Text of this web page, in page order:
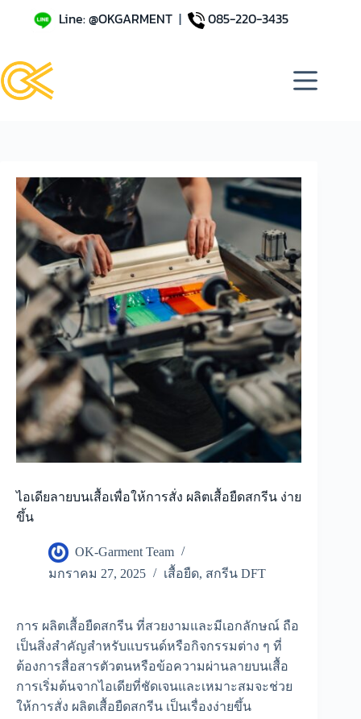
Line: @OKGARMENT| 085-220-3435
ไอเดียลายบนเสื้อเพื่อให้การสั่ง ผลิตเสื้อยืดสกรีน ง่าย
ขึ้น
OK-Garment Team
มกราคม 27, 2025
เสื้อยืด, สกรีน DFT
การ ผลิตเสื้อยืดสกรีน ที่สวยงามและมีเอกลักษณ์ ถือ
เป็นสิ่งสำคัญสำหรับแบรนด์หรือกิจกรรมต่าง ๆ ที่
ต้องการสื่อสารตัวตนหรือข้อความผ่านลายบนเสื้อ
การเริ่มต้นจากไอเดียที่ชัดเจนและเหมาะสมจะช่วย
ให้การสั่ง ผลิตเสื้อยืดสกรีน เป็นเรื่องง่ายขึ้น